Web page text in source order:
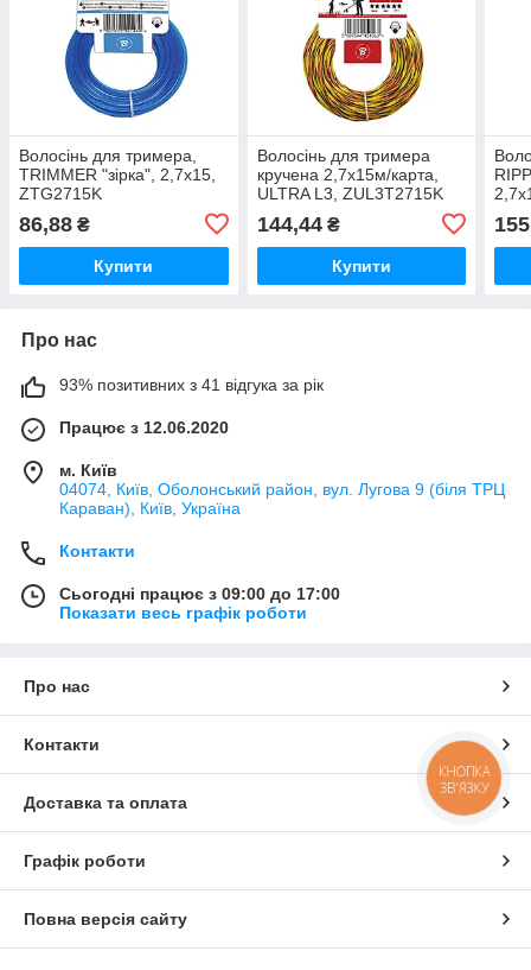
Волосінь для тримера,
TRIMMER "зірка", 2,7х15,
ZTG2715K
86,88 ₴
Купити
Волосінь для тримера
кручена 2,7x15м/карта,
ULTRA L3, ZUL3T2715K
144,44₴
Купити
Про нас
93% позитивних з 41 відгука за рік
Працює з 12.06.2020
м. Київ
04074, Київ, Оболонський район, вул. Лугова 9 (біля ТРЦ
Караван), Київ, Україна
Контакти
Сьогодні працює з 09:00 до 17:00
Показати весь графік роботи
Про нас
Контакти
Доставка та оплата
Графік роботи
Повна версія сайту
КНОПКА
ЗВ'ЯЗКУ